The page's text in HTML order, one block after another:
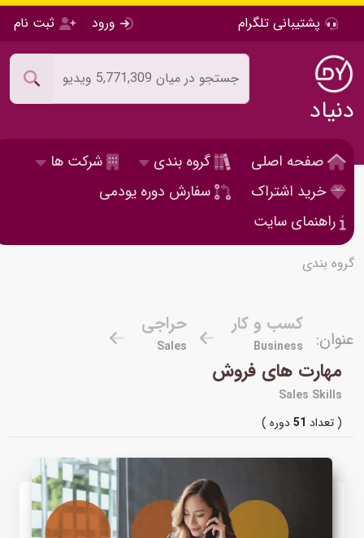
پشتیبانی تلگرام ورود ثبت نام
دنیاد
صفحه اصلی گروه بندی
شرکت ها
خرید اشتراک
سفارش دوره یودمی
راهنمای سایت
گروه بندی
عنوان:
کسب و کار
Business
حراجی
Sales
مهارت های فروش
Sales Skills
( تعداد51 دوره )